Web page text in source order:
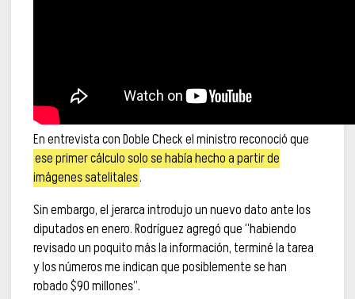
En entrevista con Doble Check el ministro reconoció que
ese primer cálculo solo se había hecho a partir de
imágenes satelitales.
Sin embargo, el jerarca introdujo un nuevo dato ante los
diputados en enero. Rodríguez agregó que “habiendo
revisado un poquito más la información, terminé la tarea
y los números me indican que posiblemente se han
robado $90 millones”.